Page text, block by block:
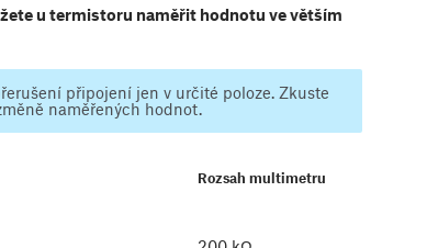
u termistoru naměřit hodnotu ve větším
připojení jen v určité poloze. Zkuste
naměřených hodnot.
Rozsah multimetru